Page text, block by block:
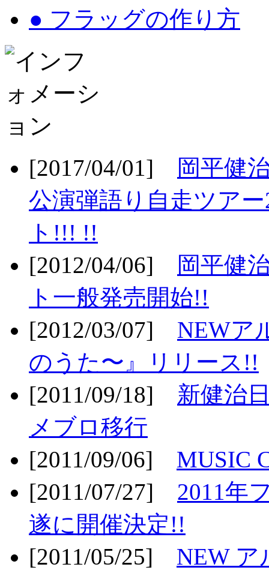
● フラッグの作り方
[2017/04/01]
岡平健
公演弾語り自走ツア
ト!!! !!
[2012/04/06]
岡平健
ト一般発売開始!!
[2012/03/07] NEWア
のうた〜』リリース!!
[2011/09/18] 新健治
メブロ移行
[2011/09/06] MUSIC
[2011/07/27] 2011年
遂に開催決定!!
[2011/05/25] NEW